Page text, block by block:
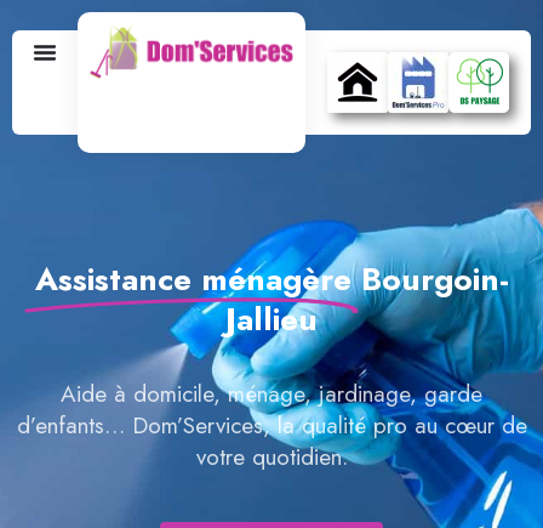
Assistance ménagère Bourgoin-
Jallieu
Aide à domicile, ménage, jardinage, garde
d’enfants… Dom’Services, la qualité pro au cœur de
votre quotidien.